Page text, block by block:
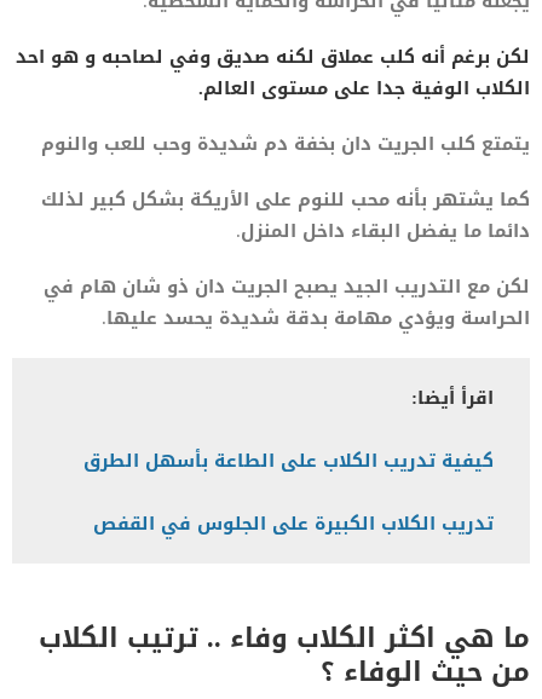
لكن برغم أنه كلب عملاق لكنه صديق وفي لصاحبه و هو احد
الكلاب الوفية جدا على مستوى العالم.
يتمتع كلب الجريت دان بخفة دم شديدة وحب للعب والنوم
كما يشتهر بأنه محب للنوم على الأريكة بشكل كبير لذلك
دائما ما يفضل البقاء داخل المنزل.
لكن مع التدريب الجيد يصبح الجريت دان ذو شان هام في
الحراسة ويؤدي مهامة بدقة شديدة يحسد عليها.
اقرأ أيضا:
كيفية تدريب الكلاب على الطاعة بأسهل الطرق
تدريب الكلاب الكبيرة على الجلوس في القفص
ما هي اكثر الكلاب وفاء .. ترتيب الكلاب
من حيث الوفاء ؟